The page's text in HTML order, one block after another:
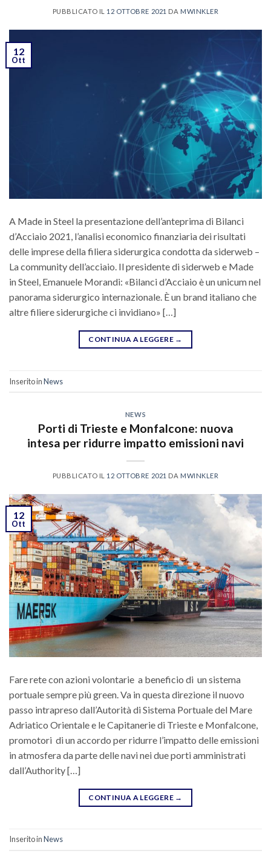
PUBBLICATO IL 12 OTTOBRE 2021 DA MWINKLER
12
Ott
A Made in Steel la presentazione dell’anteprima di Bilanci
d’Acciaio 2021, l’analisi economico finanziaria dei risultati
delle imprese della filiera siderurgica condotta da siderweb –
La community dell’acciaio. Il presidente di siderweb e Made
in Steel, Emanuele Morandi: «Bilanci d’Acciaio è un unicum nel
panorama siderurgico internazionale. È un brand italiano che
altre filiere siderurgiche ci invidiano» […]
CONTINUA A LEGGERE →
Inserito inNews
NEWS
Porti di Trieste e Monfalcone: nuova
intesa per ridurre impatto emissioni navi
PUBBLICATO IL 12 OTTOBRE 2021 DA MWINKLER
12
Ott
Fare rete con azioni volontarie a beneficio di un sistema
portuale sempre più green. Va in questa direzione il nuovo
passo intrapreso dall’Autorità di Sistema Portuale del Mare
Adriatico Orientale e le Capitanerie di Trieste e Monfalcone,
promotori di un accordo per ridurre l’impatto delle emissioni
in atmosfera da parte delle navi nei due porti amministrati
dall’Authority […]
CONTINUA A LEGGERE →
Inserito inNews